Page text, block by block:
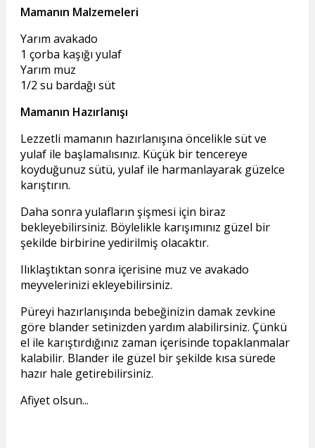
Mamanın Malzemeleri
Yarım avakado
1 çorba kaşığı yulaf
Yarım muz
1/2 su bardağı süt
Mamanın Hazırlanışı
Lezzetli mamanın hazırlanışına öncelikle süt ve
yulaf ile başlamalısınız. Küçük bir tencereye
koyduğunuz sütü, yulaf ile harmanlayarak güzelce
karıştırın.
Daha sonra yulafların şişmesi için biraz
bekleyebilirsiniz. Böylelikle karışımınız güzel bir
şekilde birbirine yedirilmiş olacaktır.
Ilıklaştıktan sonra içerisine muz ve avakado
meyvelerinizi ekleyebilirsiniz.
Püreyi hazırlanışında bebeğinizin damak zevkine
göre blander setinizden yardım alabilirsiniz. Çünkü
el ile karıştırdığınız zaman içerisinde topaklanmalar
kalabilir. Blander ile güzel bir şekilde kısa sürede
hazır hale getirebilirsiniz.
Afiyet olsun...